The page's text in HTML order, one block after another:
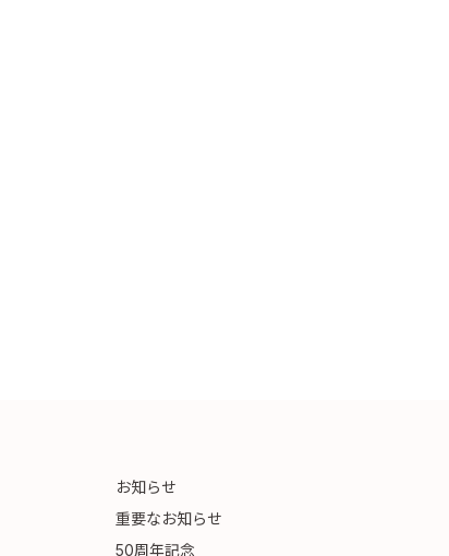
お知らせ
重要なお知らせ
50周年記念